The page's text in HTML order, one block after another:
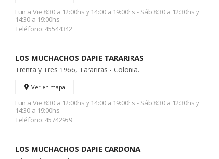
Lun a Vie 8:30 a 12:00hs y 14:00 a 19:00hs - Sáb 8:30 a 12:30hs y
14:30 a 19:00hs
Teléfono: 45544342
LOS MUCHACHOS DAPIE TARARIRAS
Trenta y Tres 1966, Tarariras - Colonia.
Ver en mapa
Lun a Vie 8:30 a 12:00hs y 14:00 a 19:00hs - Sáb 8:30 a 12:30hs y
14:30 a 19:00hs
Teléfono: 45742959
LOS MUCHACHOS DAPIE CARDONA